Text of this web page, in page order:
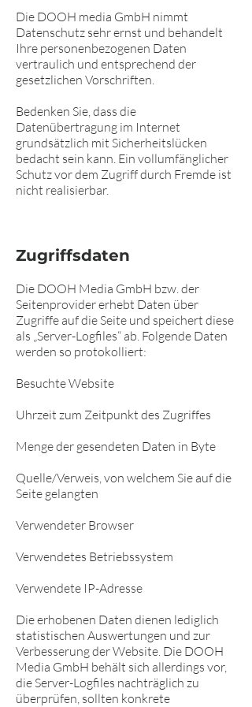
Die DOOH media GmbH nimmt
Datenschutz sehr ernst und behandelt
Ihre personenbezogenen Daten
vertraulich und entsprechend der
gesetzlichen Vorschriften.
Bedenken Sie, dass die
Datenübertragung im Internet
grundsätzlich mit Sicherheitslücken
bedacht sein kann. Ein vollumfänglicher
Schutz vor dem Zugriff durch Fremde ist
nicht realisierbar.
Zugriffsdaten
Die DOOH Media GmbH bzw. der
Seitenprovider erhebt Daten über
Zugriffe auf die Seite und speichert diese
als „Server-Logfiles“ ab. Folgende Daten
werden so protokolliert:
Besuchte Website
Uhrzeit zum Zeitpunkt des Zugriffes
Menge der gesendeten Daten in Byte
Quelle/Verweis, von welchem Sie auf die
Seite gelangten
Verwendeter Browser
Verwendetes Betriebssystem
Verwendete IP-Adresse
Die erhobenen Daten dienen lediglich
statistischen Auswertungen und zur
Verbesserung der Website. Die DOOH
Media GmbH behält sich allerdings vor,
die Server-Logfiles nachträglich zu
überprüfen, sollten konkrete